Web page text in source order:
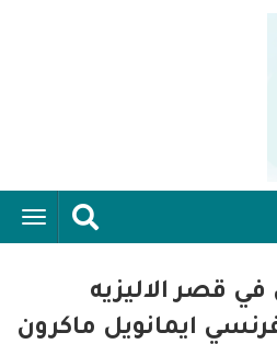
في قصر الاليزيه
ايمانويل ماكرون